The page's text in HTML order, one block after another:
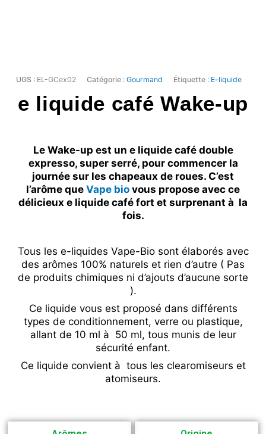
UGS : EL-GCex02 Catégorie : Gourmand Étiquette : E-liquide
e liquide café Wake-up
Le Wake-up est un e liquide café double
expresso, super serré, pour commencer la
journée sur les chapeaux de roues. C’est
l’arôme que Vape bio vous propose avec ce
délicieux e liquide café fort et surprenant à la
fois.
Tous les e-liquides Vape-Bio sont élaborés avec
des arômes 100% naturels et rien d’autre ( Pas
de produits chimiques ni d’ajouts d’aucune sorte
).
Ce liquide vous est proposé dans différents
types de conditionnement, verre ou plastique,
allant de 10 ml à 50 ml, tous munis de leur
sécurité enfant.
Ce liquide convient à tous les clearomiseurs et
atomiseurs.